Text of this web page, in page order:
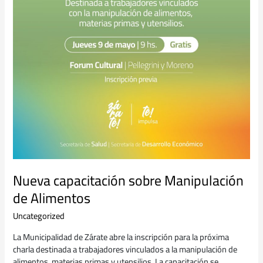
Nueva capacitación sobre Manipulación
de Alimentos
Uncategorized
La Municipalidad de Zárate abre la inscripción para la próxima
charla destinada a trabajadores vinculados a la manipulación de